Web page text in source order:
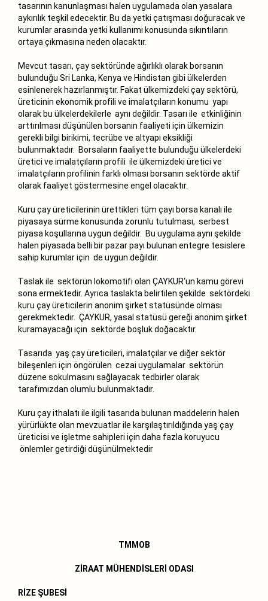
tasarının kanunlaşması halen uygulamada olan yasalara
aykırılık teşkil edecektir. Bu da yetki çatışması doğuracak ve
kurumlar arasında yetki kullanımı konusunda sıkıntıların
ortaya çıkmasına neden olacaktır.
Mevcut tasarı, çay sektöründe ağırlıklı olarak borsanın
bulunduğu Sri Lanka, Kenya ve Hindistan gibi ülkelerden
esinlenerek hazırlanmıştır. Fakat ülkemizdeki çay sektörü,
üreticinin ekonomik profili ve imalatçıların konumu yapı
olarak bu ülkelerdekilerle aynı değildir. Tasarı ile etkinliğinin
arttırılması düşünülen borsanın faaliyeti için ülkemizin
gerekli bilgi birikimi, tecrübe ve altyapı eksikliği
bulunmaktadır. Borsaların faaliyette bulunduğu ülkelerdeki
üretici ve imalatçıların profili ile ülkemizdeki üretici ve
imalatçıların profilinin farklı olması borsanın sektörde aktif
olarak faaliyet göstermesine engel olacaktır.
Kuru çay üreticilerinin ürettikleri tüm çayı borsa kanalı ile
piyasaya sürme konusunda zorunlu tutulması, serbest
piyasa koşullarına uygun değildir. Bu uygulama aynı şekilde
halen piyasada belli bir pazar payı bulunan entegre tesislere
sahip kurumlar için de uygun değildir.
Taslak ile sektörün lokomotifi olan ÇAYKUR‘un kamu görevi
sona ermektedir. Ayrıca taslakta belirtilen şekilde sektördeki
kuru çay üreticilerin anonim şirket statüsünde olması
gerekmektedir. ÇAYKUR, yasal statüsü gereği anonim şirket
kuramayacağı için sektörde boşluk doğacaktır.
Tasarıda yaş çay üreticileri, imalatçılar ve diğer sektör
bileşenleri için öngörülen cezai uygulamalar sektörün
düzene sokulmasını sağlayacak tedbirler olarak
tarafımızdan olumlu bulunmaktadır.
Kuru çay ithalatı ile ilgili tasarıda bulunan maddelerin halen
yürürlükte olan mevzuatlar ile karşılaştırıldığında yaş çay
üreticisi ve işletme sahipleri için daha fazla koruyucu
önlemler getirdiği düşünülmektedir
TMMOB
ZİRAAT MÜHENDİSLERİ ODASI
RİZE ŞUBESİ